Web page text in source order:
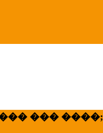
��� ����;